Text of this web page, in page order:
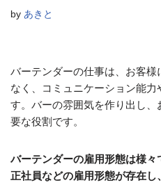
by あきと
バーテンダーの仕事は、お客
なく、コミュニケーション能
す。バーの雰囲気を作り出し
要な役割です。
バーテンダーの雇用形態は様々
正社員などの雇用形態が存在